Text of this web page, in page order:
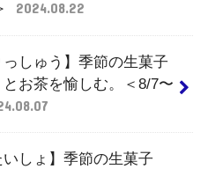
2024.08.22
っしゅう】季節の生菓子
とお茶を愉しむ。＜8/7〜
いしょ】季節の生菓子